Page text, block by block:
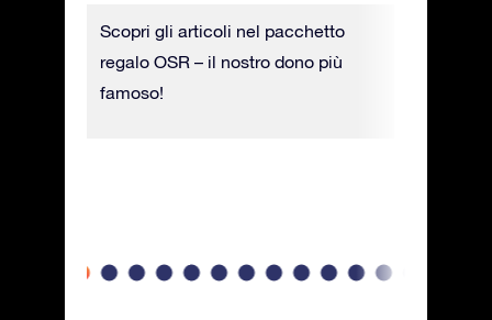
Scopri gli articoli nel pacchetto
regalo OSR – il nostro dono più
famoso!